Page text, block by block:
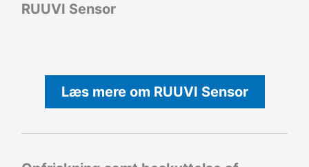
RUUVI Sensor
Læs mere om RUUVI Sensor